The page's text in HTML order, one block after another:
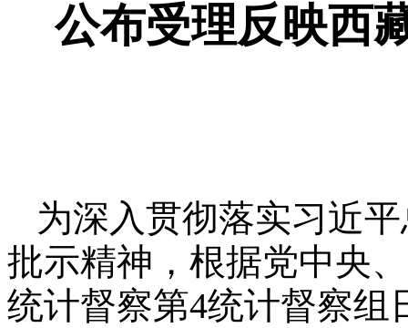
公布受理反映西
为深入贯彻落实习近
批示精神，根据党中央
统计督察第4统计督察组